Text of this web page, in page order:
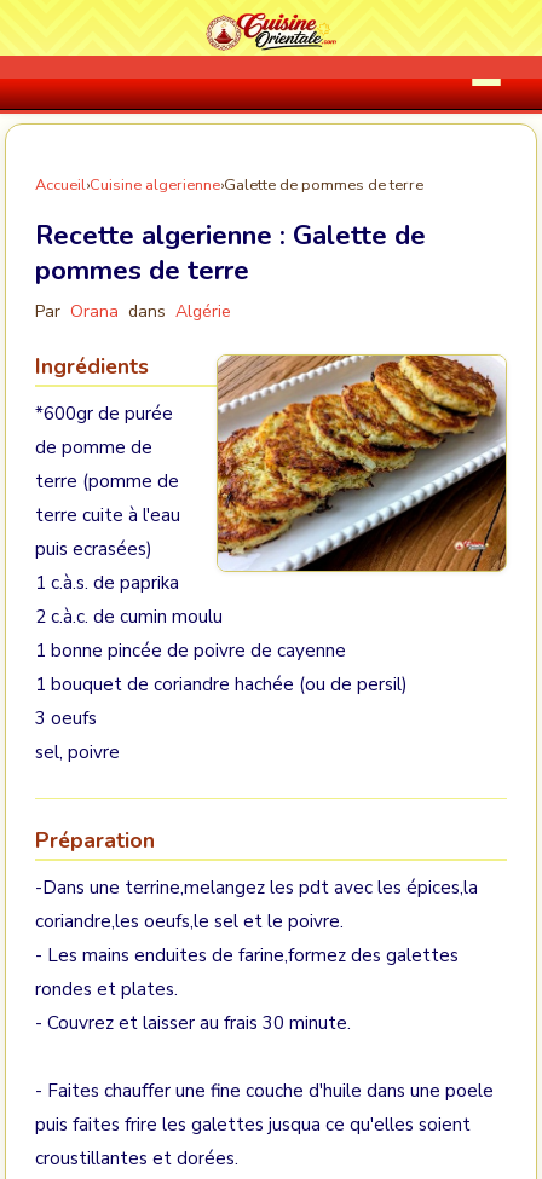
Accueil›Cuisine algerienne›Galette de pommes de terre
Recette algerienne : Galette de
pommes de terre
Par Orana dans Algérie
Ingrédients
*600gr de purée
de pomme de
terre (pomme de
terre cuite à l'eau
puis ecrasées)
1 c.à.s. de paprika
2 c.à.c. de cumin moulu
1 bonne pincée de poivre de cayenne
1 bouquet de coriandre hachée (ou de persil)
3 oeufs
sel, poivre
Préparation
-Dans une terrine,melangez les pdt avec les épices,la
coriandre,les oeufs,le sel et le poivre.
- Les mains enduites de farine,formez des galettes
rondes et plates.
- Couvrez et laisser au frais 30 minute.
- Faites chauffer une fine couche d'huile dans une poele
puis faites frire les galettes jusqua ce qu'elles soient
croustillantes et dorées.